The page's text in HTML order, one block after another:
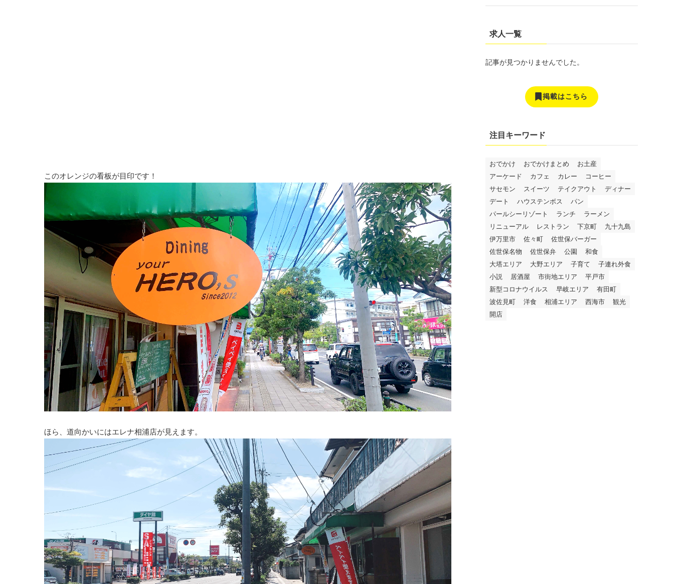
このオレンジの看板が目印です！
ほら、道向かいにはエレナ相浦店が見えます。
求人一覧
記事が見つかりませんでした。
掲載はこちら
注目キーワード
おでかけ おでかけまとめ
お土産
アーケード
カフェ カレー
コーヒー
サセモン
スイーツ テイクアウト
ディナー
デート
ハウステンボス
パン
パールシーリゾート
ランチ
ラーメン
リニューアル
レストラン 下京町
九十九島
伊万里市
佐々町
佐世保バーガー
佐世保名物
佐世保弁 公園
和食
大塔エリア
大野エリア 子育て
子連れ外食
小説
居酒屋 市街地エリア
平戸市
新型コロナウイルス
早岐エリア
有田町
波佐見町
洋食 相浦エリア 西海市
観光
開店